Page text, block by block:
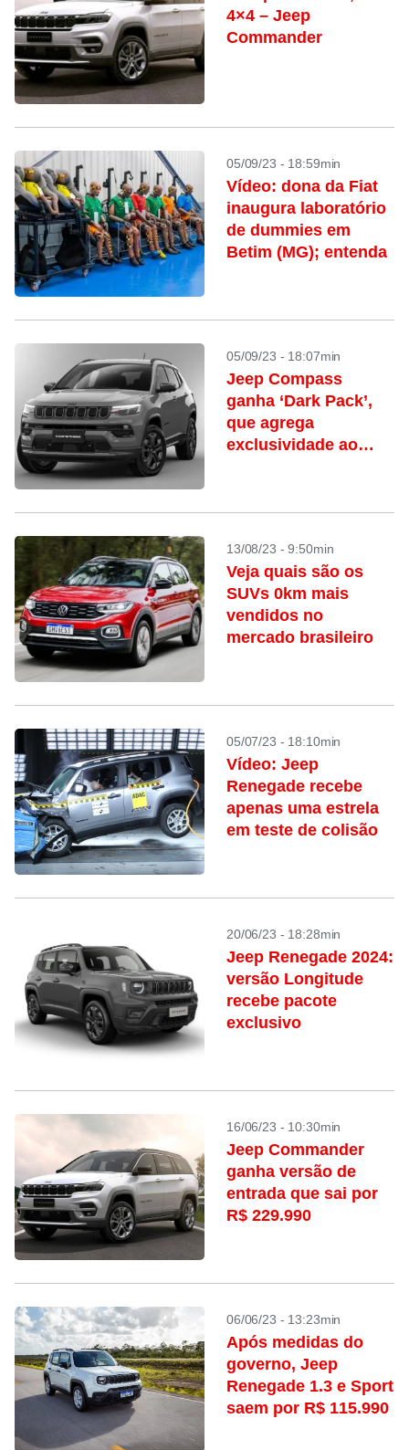
4×4 – Jeep
Commander
05/09/23 - 18:59min
Vídeo: dona da Fiat
inaugura laboratório
de dummies em
Betim (MG); entenda
05/09/23 - 18:07min
Jeep Compass
ganha ‘Dark Pack’,
que agrega
exclusividade ao
13/08/23 - 9:50min
Veja quais são os
SUVs 0km mais
vendidos no
mercado brasileiro
05/07/23 - 18:10min
Vídeo: Jeep
Renegade recebe
apenas uma estrela
em teste de colisão
20/06/23 - 18:28min
Jeep Renegade 2024:
versão Longitude
recebe pacote
exclusivo
16/06/23 - 10:30min
Jeep Commander
ganha versão de
entrada que sai por
R$ 229.990
06/06/23 - 13:23min
Após medidas do
governo, Jeep
Renegade 1.3 e Sport
saem por R$ 115.990